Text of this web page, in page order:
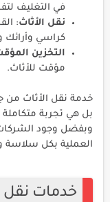
في التغليف
نقل الأثاث:
كراسي وأرائك
التخزين
مؤقت للأثاث.
خدمة نقل الأثاث من
بل هي تجربة متكاملة
وبفضل وجود
العملية بكل سلاسة
خدمات نقل